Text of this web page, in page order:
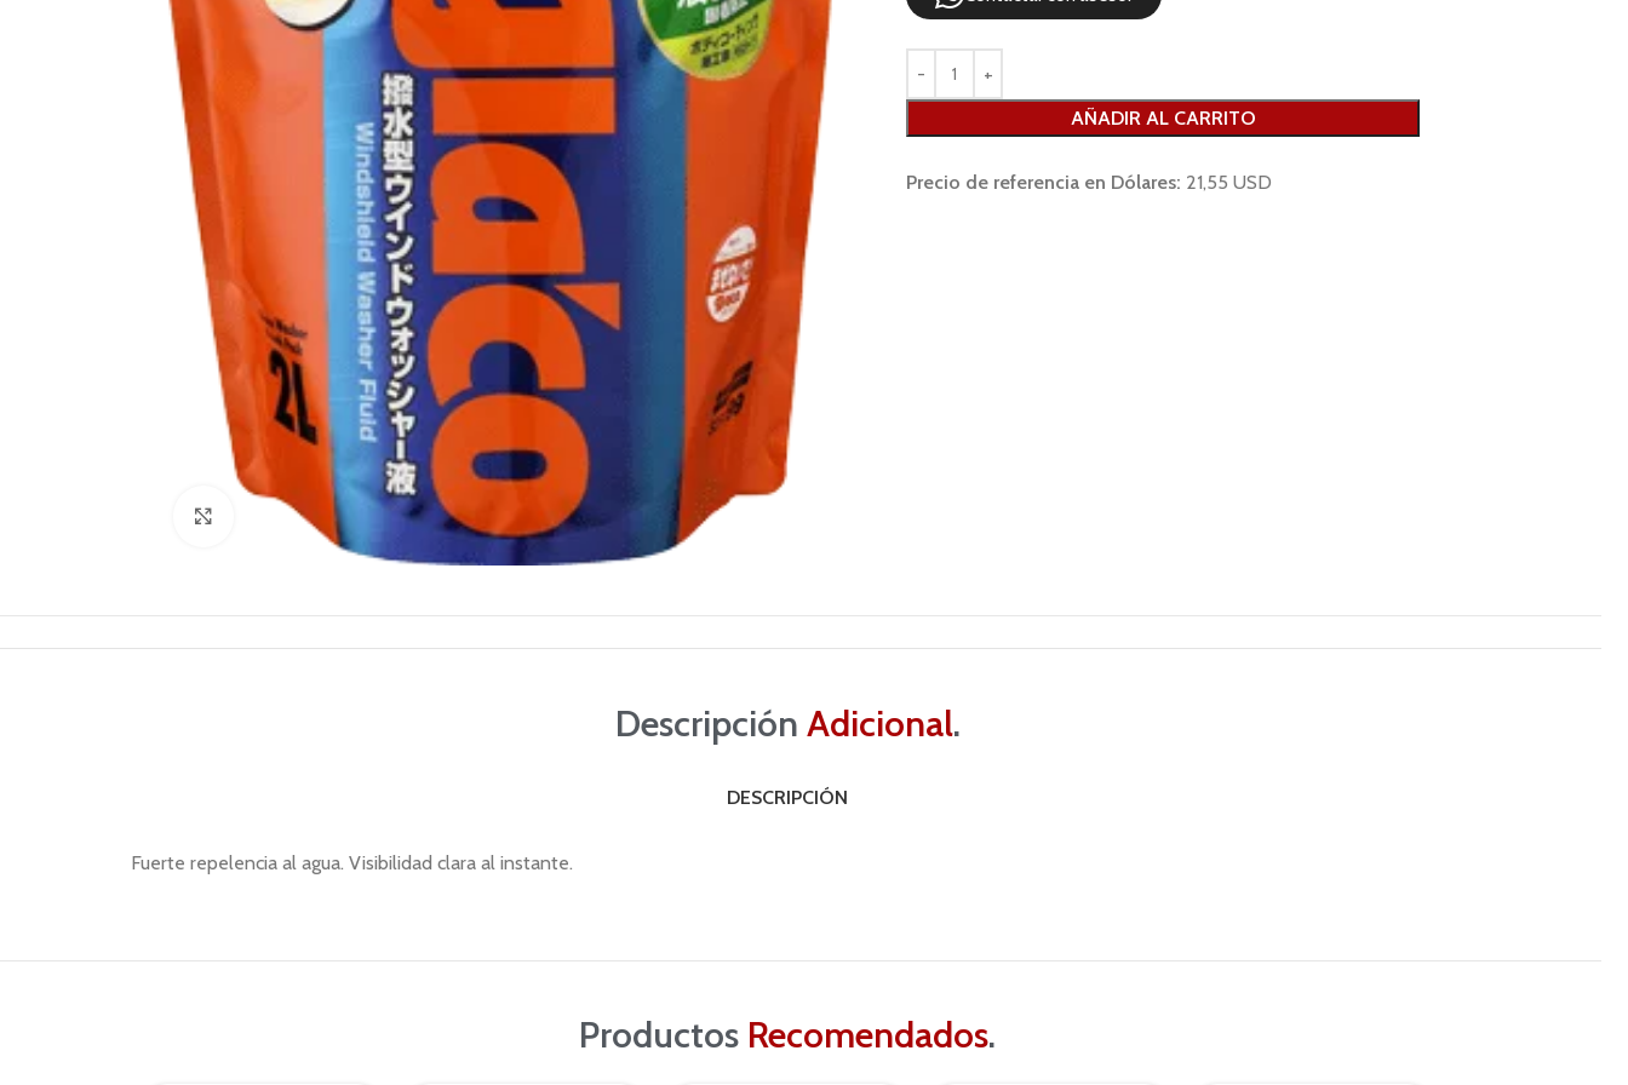
Click to enlarge
AÑADIR AL CARRITO
Precio de referencia en Dólares: 21,55 USD
Descripción Adicional.
DESCRIPCIÓN
Fuerte repelencia al agua. Visibilidad clara al instante.
Productos Recomendados.